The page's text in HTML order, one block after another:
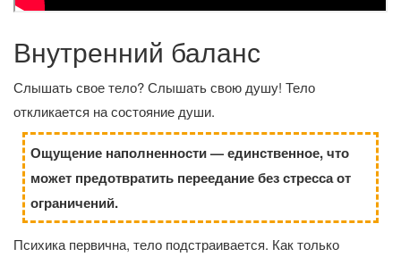
Внутренний баланс
Слышать свое тело? Слышать свою душу! Тело
откликается на состояние души.
Ощущение наполненности — единственное, что
может предотвратить переедание без стресса от
ограничений.
Психика первична, тело подстраивается. Как только